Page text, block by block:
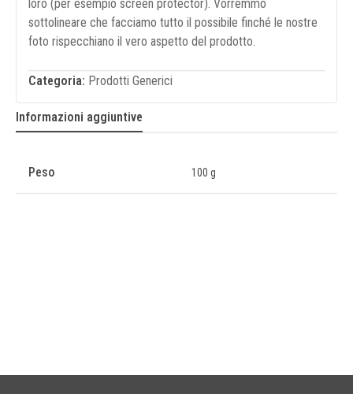
loro (per esempio screen protector). Vorremmo
sottolineare che facciamo tutto il possibile finché le nostre
foto rispecchiano il vero aspetto del prodotto.
Categoria: Prodotti Generici
Informazioni aggiuntive
Peso 100 g